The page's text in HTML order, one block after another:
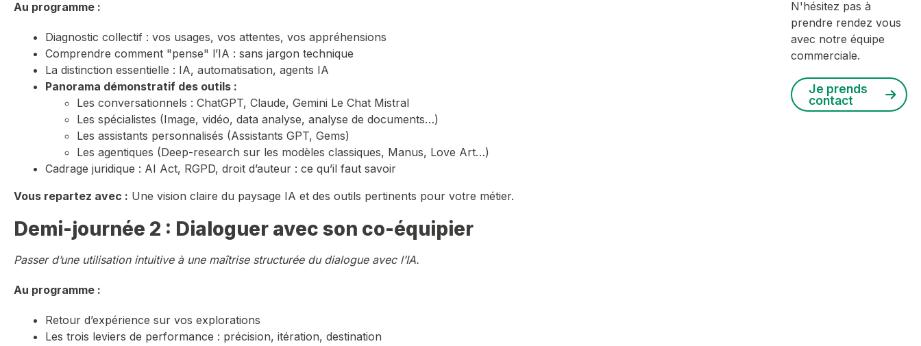
Au programme :
Diagnostic collectif : vos usages, vos attentes, vos appréhensions
Comprendre comment "pense" l’IA : sans jargon technique
La distinction essentielle : IA, automatisation, agents IA
Panorama démonstratif des outils :
Les conversationnels : ChatGPT, Claude, Gemini Le Chat Mistral
Les spécialistes (Image, vidéo, data analyse, analyse de documents…)
Les assistants personnalisés (Assistants GPT, Gems)
Les agentiques (Deep-research sur les modèles classiques, Manus, Love Art…)
Cadrage juridique : AI Act, RGPD, droit d’auteur : ce qu’il faut savoir
Vous repartez avec : Une vision claire du paysage IA et des outils pertinents pour votre métier.
Demi-journée 2 : Dialoguer avec son co-équipier
Passer d’une utilisation intuitive à une maîtrise structurée du dialogue avec l’IA.
Au programme :
Retour d’expérience sur vos explorations
Les trois leviers de performance : précision, itération, destination
N'hésitez pas à
prendre rendez vous
avec notre équipe
commerciale.
Je prends
contact